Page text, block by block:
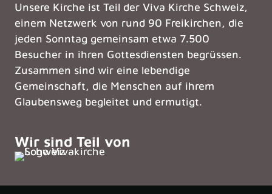
Unsere Kirche ist Teil der Viva Kirche Schweiz,
einem Netzwerk von rund 90 Freikirchen, die
jeden Sonntag gemeinsam etwa 7.500
Besucher in ihren Gottesdiensten begrüssen.
Zusammen sind wir eine lebendige
Gemeinschaft, die Menschen auf ihrem
Glaubensweg begleitet und ermutigt.
Wir sind Teil von